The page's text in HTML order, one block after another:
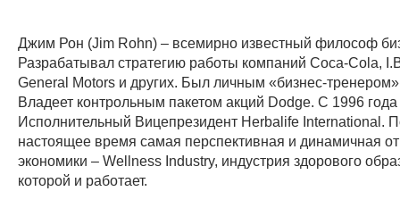
Джим Рон (Jim Rohn) – всемирно известный философ
Разрабатывал стратегию работы компаний Coca-Cola,
General Motors и других. Был личным «бизнес-
Владеет контрольным пакетом акций Dodge. С 1996 года
Исполнительный Вицепрезидент Herbalife International.
настоящее время самая перспективная и динамичная
экономики – Wellness Industry, индустрия здорового
которой и работает.